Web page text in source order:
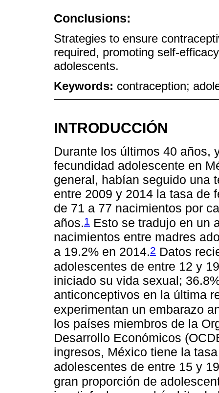
Conclusions:
Strategies to ensure
required, promoting self-
adolescents.
Keywords: contraception;
INTRODUCCIÓN
Durante los últimos 40 años,
fecundidad adolescente en
general, habían seguido una
entre 2009 y 2014 la tasa de
de 71 a 77 nacimientos por
años.1 Esto se tradujo en un
nacimientos entre madres
a 19.2% en 2014.2 Datos
adolescentes de entre 12 y
iniciado su vida sexual;
anticonceptivos en la última
experimentan un embarazo
los países miembros de la
Desarrollo Económicos
ingresos, México tiene la
adolescentes de entre 15 y
gran proporción de